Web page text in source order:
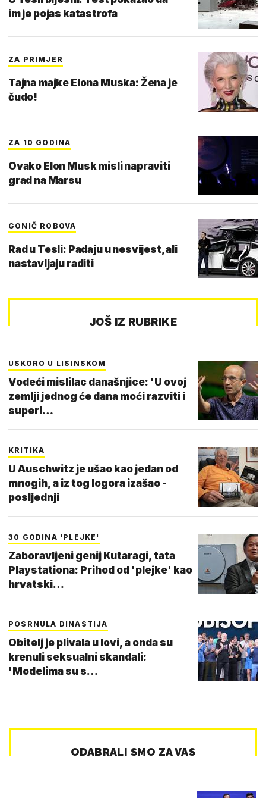
im je pojas katastrofa
ZA PRIMJER
Tajna majke Elona Muska: Žena je
čudo!
ZA 10 GODINA
Ovako Elon Musk misli napraviti
grad na Marsu
GONIČ ROBOVA
Rad u Tesli: Padaju u nesvijest, ali
nastavljaju raditi
JOŠ IZ RUBRIKE
USKORO U LISINSKOM
Vodeći mislilac današnjice: 'U ovoj
zemlji jednog će dana moći razviti i
superl…
KRITIKA
U Auschwitz je ušao kao jedan od
mnogih, a iz tog logora izašao -
posljednji
30 GODINA 'PLEJKE'
Zaboravljeni genij Kutaragi, tata
Playstationa: Prihod od 'plejke' kao
hrvatski…
POSRNULA DINASTIJA
Obitelj je plivala u lovi, a onda su
krenuli seksualni skandali:
'Modelima su s…